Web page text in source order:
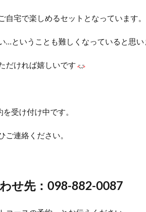
自宅で楽しめるセットとなっています。
…ということも難しくなっていると思い
だければ嬉しいです
受け付け中です。
ご連絡ください。
せ先：098-882-0087